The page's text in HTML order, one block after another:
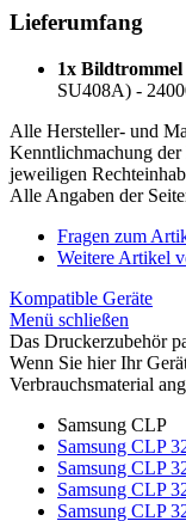
Lieferumfang
1x Bildtrommel
SU408A) -
Alle Hersteller- und
Kenntlichmachung
jeweiligen
Alle Angaben der
Fragen zum
Weitere Artikel
Kompatible Geräte
Menü schließen
Das Druckerzubehör
Wenn Sie hier Ihr
Verbrauchsmaterial
Samsung CLP
Samsung CLP
Samsung CLP
Samsung CLP
Samsung CLP